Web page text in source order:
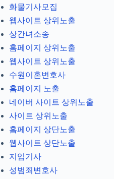
화물기사모집
웹사이트 상위노출
상간녀소송
홈페이지 상위노출
웹사이트 상위노출
수원이혼변호사
홈페이지 노출
네이버 사이트 상위노출
사이트 상위노출
홈페이지 상단노출
웹사이트 상단노출
지입기사
성범죄변호사